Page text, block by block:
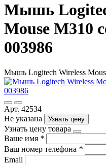
Мышь
Mouse M310
003986
Мышь Logitech Wireless
Арт. 42534
Не указана
Узнать цену
Узнать цену товара
Ваше имя *
Ваш номер телефона *
Email